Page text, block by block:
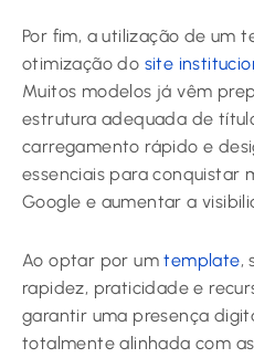
Por fim, a utilização de um
otimização do site
Muitos modelos já vêm
estrutura adequada de
carregamento rápido e
essenciais para conquistar
Google e aumentar a
Ao optar por umtemplate,
rapidez, praticidade e
garantir uma presença
totalmente alinhada com